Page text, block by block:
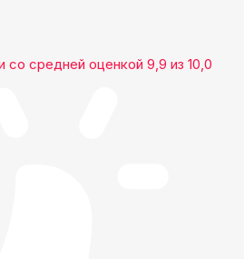
со средней оценкой 9,9 из 10,0